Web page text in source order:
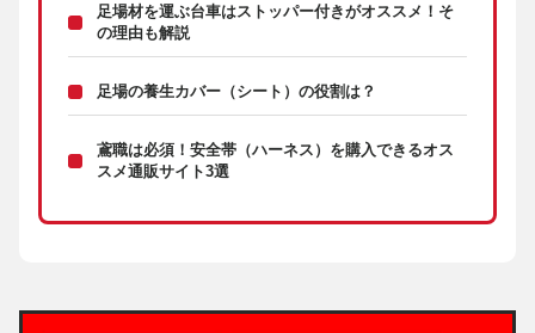
足場材を運ぶ台車はストッパー付きがオススメ！そ
の理由も解説
足場の養生カバー（シート）の役割は？
鳶職は必須！安全帯（ハーネス）を購入できるオス
スメ通販サイト3選